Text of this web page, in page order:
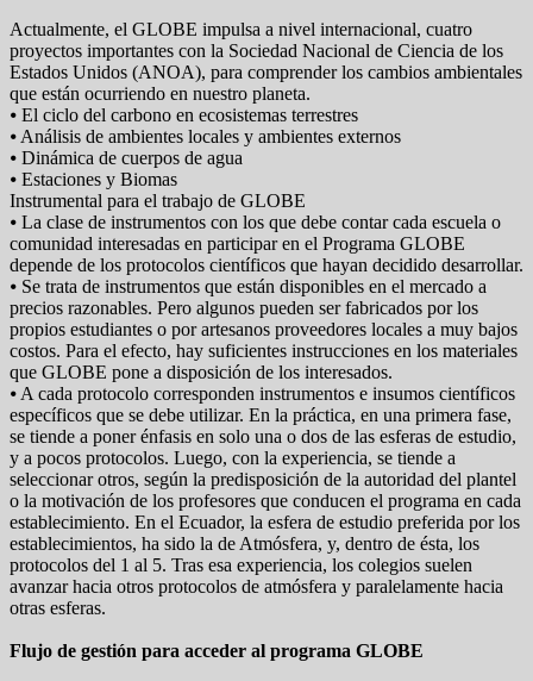
Actualmente, el GLOBE impulsa a nivel internacional, cuatro
proyectos importantes con la Sociedad Nacional de Ciencia de los
Estados Unidos (ANOA), para comprender los cambios ambientales
que están ocurriendo en nuestro planeta.
⦁ El ciclo del carbono en ecosistemas terrestres
⦁ Análisis de ambientes locales y ambientes externos
⦁ Dinámica de cuerpos de agua
⦁ Estaciones y Biomas
Instrumental para el trabajo de GLOBE
⦁ La clase de instrumentos con los que debe contar cada escuela o
comunidad interesadas en participar en el Programa GLOBE
depende de los protocolos científicos que hayan decidido desarrollar.
⦁ Se trata de instrumentos que están disponibles en el mercado a
precios razonables. Pero algunos pueden ser fabricados por los
propios estudiantes o por artesanos proveedores locales a muy bajos
costos. Para el efecto, hay suficientes instrucciones en los materiales
que GLOBE pone a disposición de los interesados.
⦁ A cada protocolo corresponden instrumentos e insumos científicos
específicos que se debe utilizar. En la práctica, en una primera fase,
se tiende a poner énfasis en solo una o dos de las esferas de estudio,
y a pocos protocolos. Luego, con la experiencia, se tiende a
seleccionar otros, según la predisposición de la autoridad del plantel
o la motivación de los profesores que conducen el programa en cada
establecimiento. En el Ecuador, la esfera de estudio preferida por los
establecimientos, ha sido la de Atmósfera, y, dentro de ésta, los
protocolos del 1 al 5. Tras esa experiencia, los colegios suelen
avanzar hacia otros protocolos de atmósfera y paralelamente hacia
otras esferas.
Flujo de gestión para acceder al programa GLOBE